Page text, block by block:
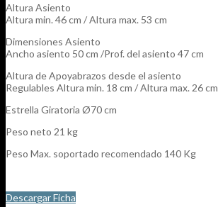
Altura Asiento
Altura min. 46 cm / Altura max. 53 cm
Dimensiones Asiento
Ancho asiento 50 cm /Prof. del asiento 47 cm
Altura de Apoyabrazos desde el asiento
Regulables Altura min. 18 cm / Altura max. 26 cm
Estrella Giratoria Ø70 cm
Peso neto 21 kg
Peso Max. soportado recomendado 140 Kg
Descargar Ficha